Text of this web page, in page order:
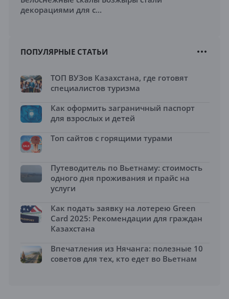
декорациями для с...
ПОПУЛЯРНЫЕ СТАТЬИ
ТОП ВУЗов Казахстана, где готовят
специалистов туризма
Как оформить заграничный паспорт
для взрослых и детей
Топ сайтов с горящими турами
Путеводитель по Вьетнаму: стоимость
одного дня проживания и прайс на
услуги
Как подать заявку на лотерею Green
Card 2025: Рекомендации для граждан
Казахстана
Впечатления из Нячанга: полезные 10
советов для тех, кто едет во Вьетнам